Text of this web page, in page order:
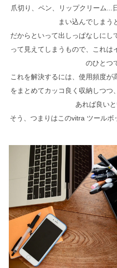
爪切り、ペン、リップクリーム...
まい込んでしまう
だからといって出しっぱなしにし
って見えてしまうもので、これは
のひとつ
これを解決するには、使用頻度
をまとめてカッコ良く収納しつつ
あれば良いと
そう、つまりはこのvitra ツールボ